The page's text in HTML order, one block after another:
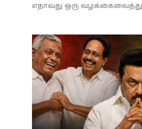
எதாவது ஒரு வழக்கைவைத்து